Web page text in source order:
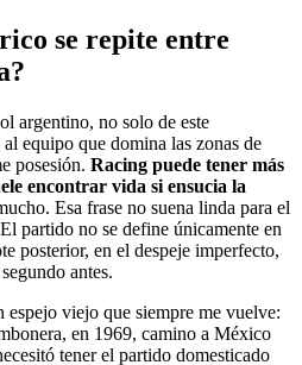
se repite entre
argentino, no solo de este
equipo que domina las zonas de
posesión. Racing puede tener más
encontrar vida si ensucia la
Esa frase no suena linda para el
partido no se define únicamente en
posterior, en el despeje imperfecto,
antes.
viejo que siempre me vuelve:
en 1969, camino a México
tener el partido domesticado